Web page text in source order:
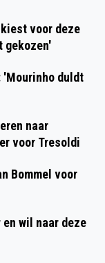
voor deze
gekozen'
'Mourinho duldt
naar
voor Tresoldi
Bommel voor
wil naar deze